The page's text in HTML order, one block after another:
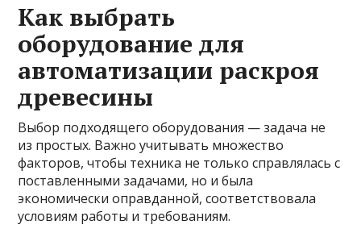
Как выбрать
оборудование для
автоматизации раскроя
древесины
Выбор подходящего оборудования — задача не
из простых. Важно учитывать множество
факторов, чтобы техника не только справлялась с
поставленными задачами, но и была
экономически оправданной, соответствовала
условиям работы и требованиям.